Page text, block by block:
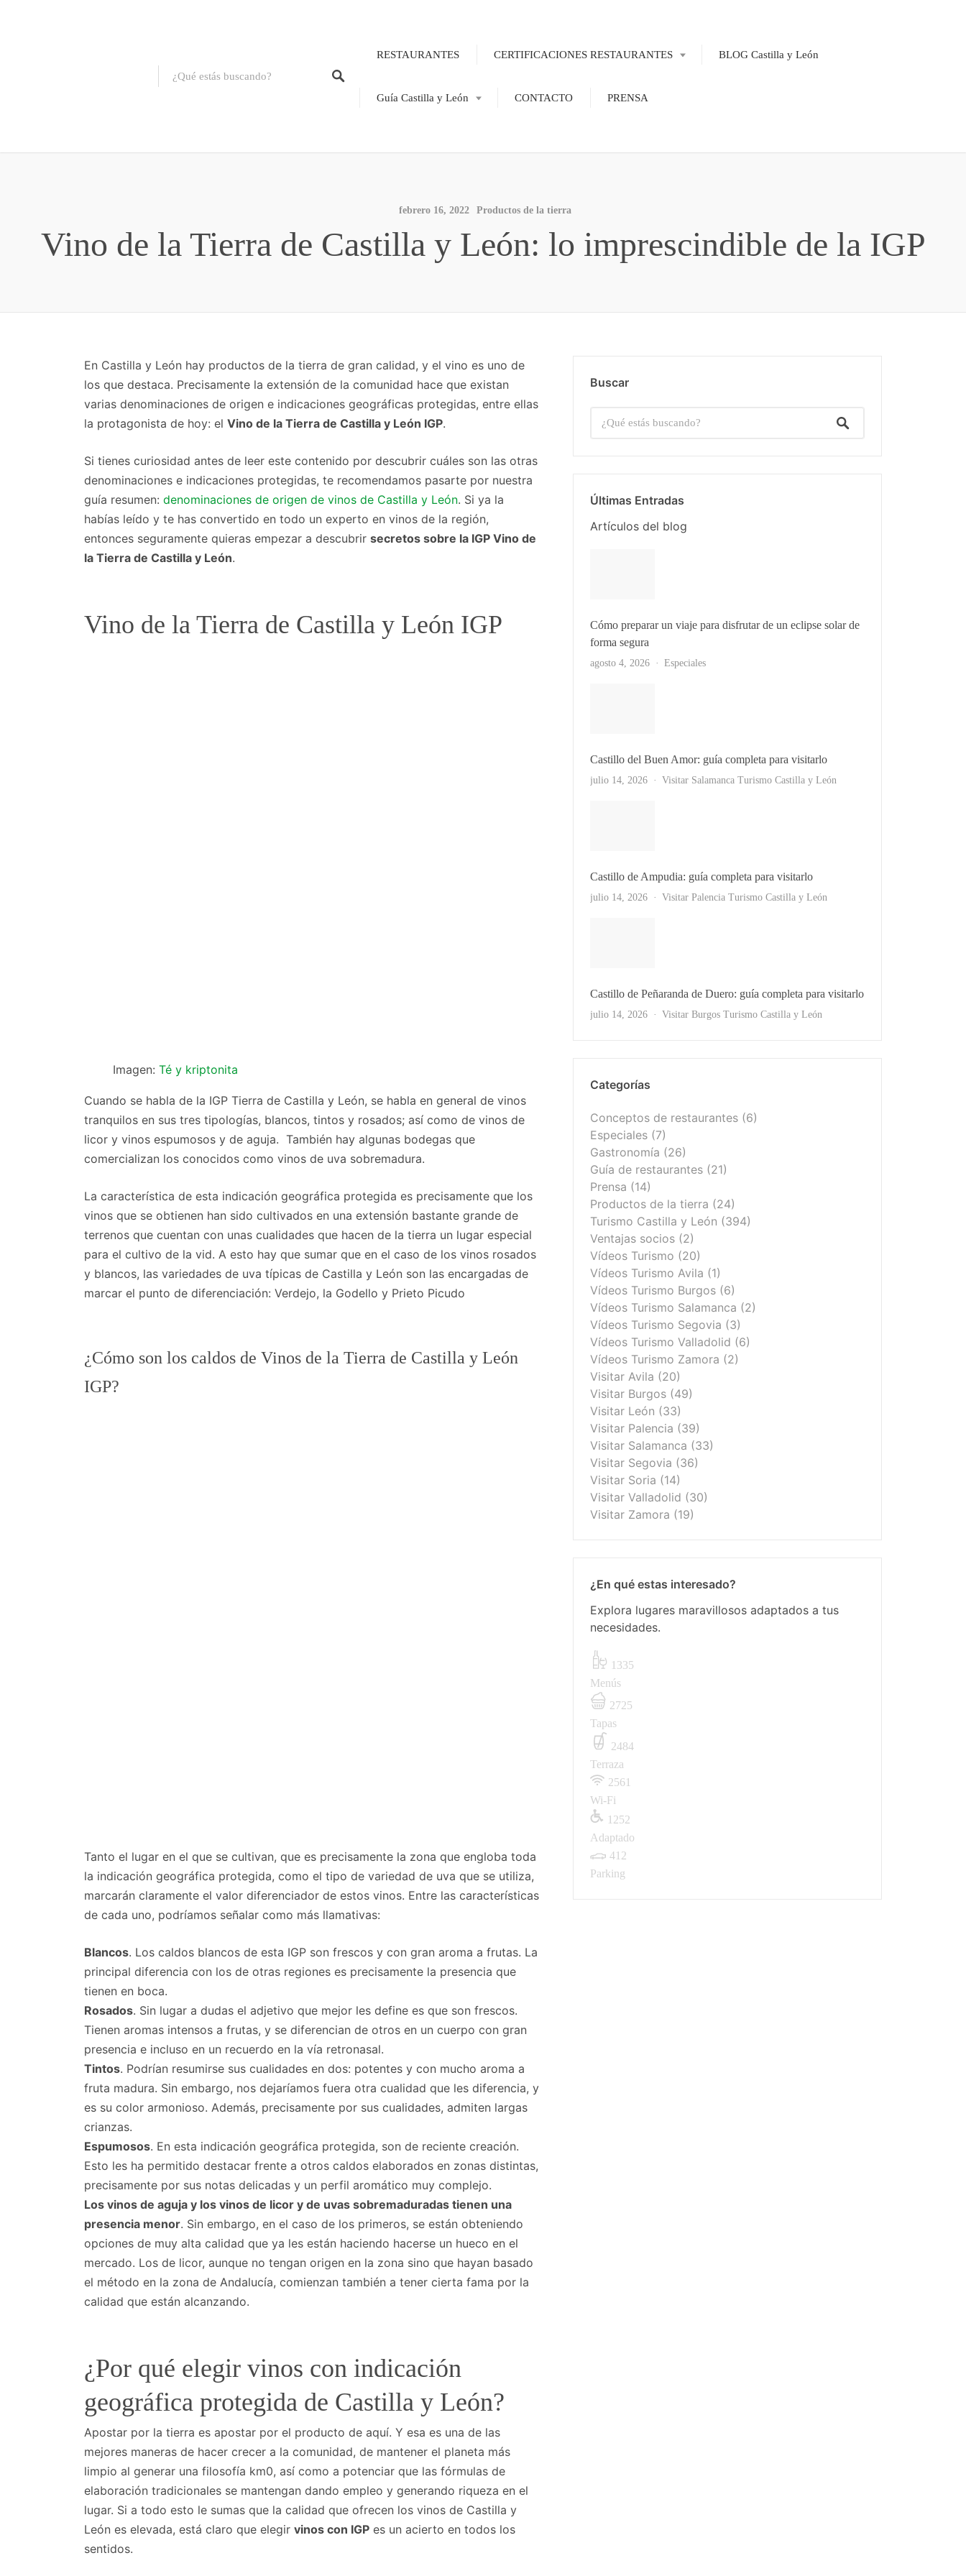
RESTAURANTES CERTIFICACIONES RESTAURANTES BLOG Castilla y León
Guía Castilla y León CONTACTO PRENSA
febrero 16, 2022 Productos de la tierra
Vino de la Tierra de Castilla y León: lo imprescindible de la IGP
En Castilla y León hay productos de la tierra de gran calidad, y el vino es uno de
los que destaca. Precisamente la extensión de la comunidad hace que existan
varias denominaciones de origen e indicaciones geográficas protegidas, entre ellas
la protagonista de hoy: el Vino de la Tierra de Castilla y León IGP.
Si tienes curiosidad antes de leer este contenido por descubrir cuáles son las otras
denominaciones e indicaciones protegidas, te recomendamos pasarte por nuestra
guía resumen: denominaciones de origen de vinos de Castilla y León. Si ya la
habías leído y te has convertido en todo un experto en vinos de la región,
entonces seguramente quieras empezar a descubrir secretos sobre la IGP Vino de
la Tierra de Castilla y León.
Vino de la Tierra de Castilla y León IGP
Imagen: Té y kriptonita
Cuando se habla de la IGP Tierra de Castilla y León, se habla en general de vinos
tranquilos en sus tres tipologías, blancos, tintos y rosados; así como de vinos de
licor y vinos espumosos y de aguja. También hay algunas bodegas que
comercializan los conocidos como vinos de uva sobremadura.
La característica de esta indicación geográfica protegida es precisamente que los
vinos que se obtienen han sido cultivados en una extensión bastante grande de
terrenos que cuentan con unas cualidades que hacen de la tierra un lugar especial
para el cultivo de la vid. A esto hay que sumar que en el caso de los vinos rosados
y blancos, las variedades de uva típicas de Castilla y León son las encargadas de
marcar el punto de diferenciación: Verdejo, la Godello y Prieto Picudo
¿Cómo son los caldos de Vinos de la Tierra de Castilla y León
IGP?
Tanto el lugar en el que se cultivan, que es precisamente la zona que engloba toda
la indicación geográfica protegida, como el tipo de variedad de uva que se utiliza,
marcarán claramente el valor diferenciador de estos vinos. Entre las características
de cada uno, podríamos señalar como más llamativas:
Blancos. Los caldos blancos de esta IGP son frescos y con gran aroma a frutas. La
principal diferencia con los de otras regiones es precisamente la presencia que
tienen en boca.
Rosados. Sin lugar a dudas el adjetivo que mejor les define es que son frescos.
Tienen aromas intensos a frutas, y se diferencian de otros en un cuerpo con gran
presencia e incluso en un recuerdo en la vía retronasal.
Tintos. Podrían resumirse sus cualidades en dos: potentes y con mucho aroma a
fruta madura. Sin embargo, nos dejaríamos fuera otra cualidad que les diferencia, y
es su color armonioso. Además, precisamente por sus cualidades, admiten largas
crianzas.
Espumosos. En esta indicación geográfica protegida, son de reciente creación.
Esto les ha permitido destacar frente a otros caldos elaborados en zonas distintas,
precisamente por sus notas delicadas y un perfil aromático muy complejo.
Los vinos de aguja y los vinos de licor y de uvas sobremaduradas tienen una
presencia menor. Sin embargo, en el caso de los primeros, se están obteniendo
opciones de muy alta calidad que ya les están haciendo hacerse un hueco en el
mercado. Los de licor, aunque no tengan origen en la zona sino que hayan basado
el método en la zona de Andalucía, comienzan también a tener cierta fama por la
calidad que están alcanzando.
¿Por qué elegir vinos con indicación
geográfica protegida de Castilla y León?
Apostar por la tierra es apostar por el producto de aquí. Y esa es una de las
mejores maneras de hacer crecer a la comunidad, de mantener el planeta más
limpio al generar una filosofía km0, así como a potenciar que las fórmulas de
elaboración tradicionales se mantengan dando empleo y generando riqueza en el
lugar. Si a todo esto le sumas que la calidad que ofrecen los vinos de Castilla y
León es elevada, está claro que elegir vinos con IGP es un acierto en todos los
sentidos.
Buscar
Últimas Entradas
Artículos del blog
Cómo preparar un viaje para disfrutar de un eclipse solar de
forma segura
agosto 4, 2026 Especiales
Castillo del Buen Amor: guía completa para visitarlo
julio 14, 2026 Visitar Salamanca Turismo Castilla y León
Castillo de Ampudia: guía completa para visitarlo
julio 14, 2026 Visitar Palencia Turismo Castilla y León
Castillo de Peñaranda de Duero: guía completa para visitarlo
julio 14, 2026 Visitar Burgos Turismo Castilla y León
Ver Todas
Categorías
Conceptos de restaurantes (6)
Especiales (7)
Gastronomía (26)
Guía de restaurantes (21)
Prensa (14)
Productos de la tierra (24)
Turismo Castilla y León (394)
Ventajas socios (2)
Vídeos Turismo (20)
Vídeos Turismo Avila (1)
Vídeos Turismo Burgos (6)
Vídeos Turismo Salamanca (2)
Vídeos Turismo Segovia (3)
Vídeos Turismo Valladolid (6)
Vídeos Turismo Zamora (2)
Visitar Avila (20)
Visitar Burgos (49)
Visitar León (33)
Visitar Palencia (39)
Visitar Salamanca (33)
Visitar Segovia (36)
Visitar Soria (14)
Visitar Valladolid (30)
Visitar Zamora (19)
¿En qué estas interesado?
Explora lugares maravillosos adaptados a tus
necesidades.
1335
Menús
2725
Tapas
2484
Terraza
2561
Wi-Fi
1252
Adaptado
412
Parking